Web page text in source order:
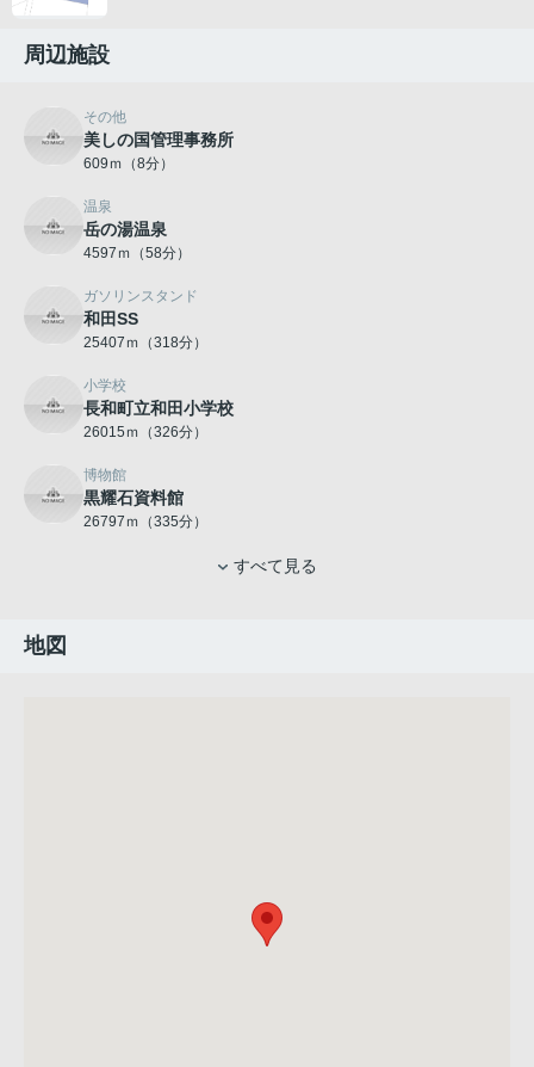
周辺施設
その他
美しの国管理事務所
609ｍ（8分）
温泉
岳の湯温泉
4597ｍ（58分）
ガソリンスタンド
和田SS
25407ｍ（318分）
小学校
長和町立和田小学校
26015ｍ（326分）
博物館
黒耀石資料館
26797ｍ（335分）
すべて見る
地図